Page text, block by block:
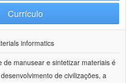
Currículo
informatics
de manusear e sintetizar materiais é
de civilizações, a